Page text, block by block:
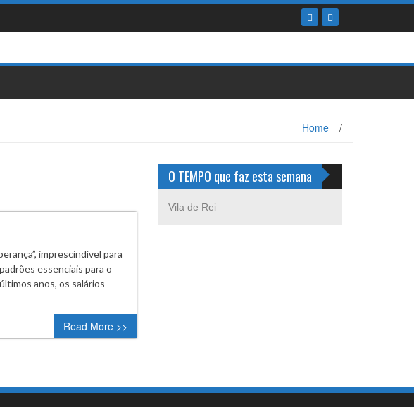
Home /
imprescindível para
essenciais para o
anos, os salários
Read More >>
O TEMPO que faz esta semana
Vila de Rei